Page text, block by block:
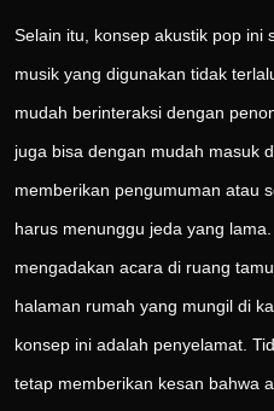
Selain itu, konsep akustik pop ini
musik yang digunakan tidak
mudah berinteraksi dengan
juga bisa dengan mudah masuk
memberikan pengumuman atau
harus menunggu jeda yang
mengadakan acara di ruang
halaman rumah yang mungil di
konsep ini adalah penyelamat.
tetap memberikan kesan bahwa